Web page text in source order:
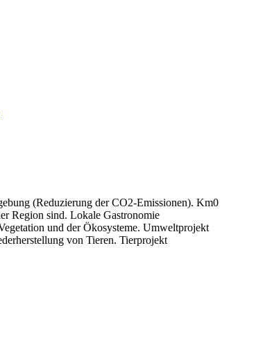
Km0
Lokale Gastronomie
Umweltprojekt
Tierprojekt